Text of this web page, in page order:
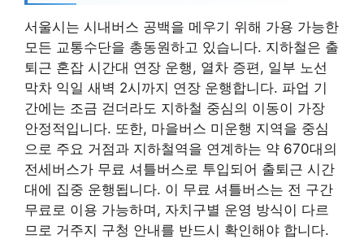
서울시는 시내버스 공백을 메우기 위해 가용 가능한
모든 교통수단을 총동원하고 있습니다. 지하철은 출
퇴근 혼잡 시간대 연장 운행, 열차 증편, 일부 노선
막차 익일 새벽 2시까지 연장 운행합니다. 파업 기
간에는 조금 걷더라도 지하철 중심의 이동이 가장
안정적입니다. 또한, 마을버스 미운행 지역을 중심
으로 주요 거점과 지하철역을 연계하는 약 670대의
전세버스가 무료 셔틀버스로 투입되어 출퇴근 시간
대에 집중 운행됩니다. 이 무료 셔틀버스는 전 구간
무료로 이용 가능하며, 자치구별 운영 방식이 다르
므로 거주지 구청 안내를 반드시 확인해야 합니다.